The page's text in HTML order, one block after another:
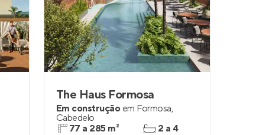
The Haus Formosa
Em construção em Formosa,
Cabedelo
77 a 285 m²
2 a 4